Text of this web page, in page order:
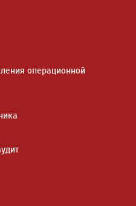
операционной